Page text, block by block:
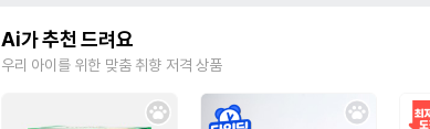
Ai가 추천 드려요
우리 아이를 위한 맞춤 취향 저격 상품